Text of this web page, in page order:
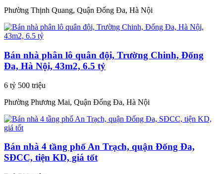
Phường Thịnh Quang, Quận Đống Đa, Hà Nội
Bán nhà phân lô quân đội, Trường Chinh, Đống
Đa, Hà Nội, 43m2, 6.5 tỷ
6 tỷ 500 triệu
Phường Phương Mai, Quận Đống Đa, Hà Nội
Bán nhà 4 tầng phố An Trạch, quận Đống Đa,
SĐCC, tiện KD, giá tốt